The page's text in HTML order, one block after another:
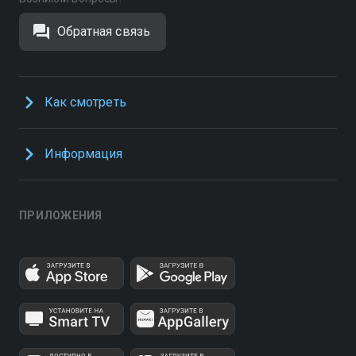
Обратная связь
Как смотреть
Информация
ПРИЛОЖЕНИЯ